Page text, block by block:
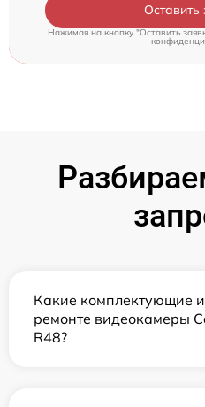
Оставить
Нажимая на кнопку "Оставить
Какие комплектующие
ремонте видеокамеры
R48?